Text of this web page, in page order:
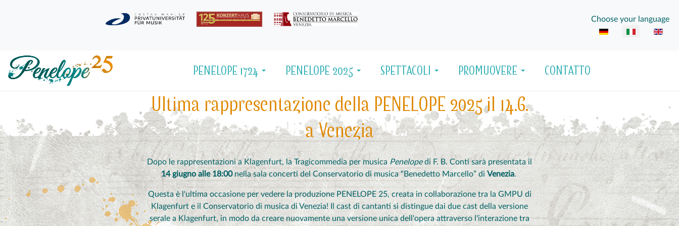
Seleziona la tua lingua
Choose your language
PENELOPE 1724 PENELOPE 2025 SPETTACOLI PROMUOVERE CONTATTO
Ultima rappresentazione della PENELOPE 2025 il 14.6.
a Venezia
Dopo le rappresentazioni a Klagenfurt, la Tragicommedia per musica Penelopedi F. B. Conti sarà presentata il
14 giugno alle 18:00 nella sala concerti del Conservatorio di musica “Benedetto Marcello” di Venezia.
Questa è l'ultima occasione per vedere la produzione PENELOPE 25, creata in collaborazione tra la GMPU di
Klagenfurt e il Conservatorio di musica di Venezia! Il cast di cantanti si distingue dai due cast della versione
serale a Klagenfurt, in modo da creare nuovamente una versione unica dell'opera attraverso l'interazione tra